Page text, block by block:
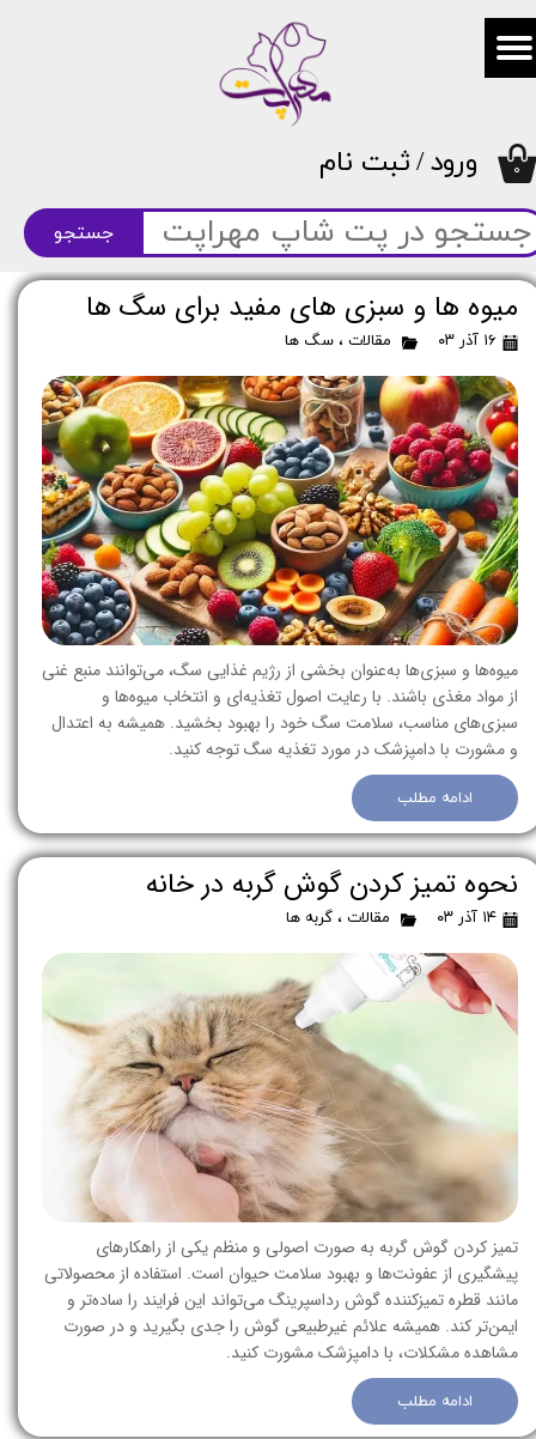
۰
جستجو
ورود/ثبت نام
حساب کاربری من
سفارشات
خروج از حساب کاربری
میوه‌ ها و سبزی‌ های مفید برای سگ‌ ها
۱۶ آذر ۰۳ مقالات ، سگ ها
میوه‌ها و سبزی‌ها به‌عنوان بخشی از رژیم غذایی سگ، می‌توانند منبع غنی
از مواد مغذی باشند. با رعایت اصول تغذیه‌ای و انتخاب میوه‌ها و
سبزی‌های مناسب، سلامت سگ خود را بهبود بخشید. همیشه به اعتدال
و مشورت با دامپزشک در مورد تغذیه سگ توجه کنید.
ادامه مطلب
نحوه تمیز کردن گوش گربه در خانه
۱۴ آذر ۰۳ مقالات ، گربه ها
تمیز کردن گوش گربه به صورت اصولی و منظم یکی از راهکارهای
پیشگیری از عفونت‌ها و بهبود سلامت حیوان است. استفاده از محصولاتی
مانند قطره تمیزکننده گوش رداسپرینگ می‌تواند این فرایند را ساده‌تر و
ایمن‌تر کند. همیشه علائم غیرطبیعی گوش را جدی بگیرید و در صورت
مشاهده مشکلات، با دامپزشک مشورت کنید.
ادامه مطلب